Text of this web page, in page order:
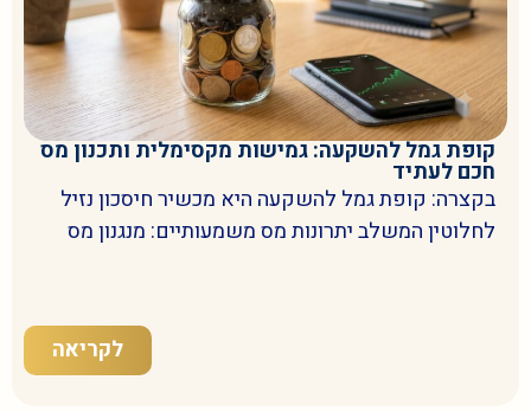
קופת גמל להשקעה: גמישות מקסימלית ותכנון מס
חכם לעתיד
בקצרה: קופת גמל להשקעה היא מכשיר חיסכון נזיל
לחלוטין המשלב יתרונות מס משמעותיים: מנגנון מס
לקריאה